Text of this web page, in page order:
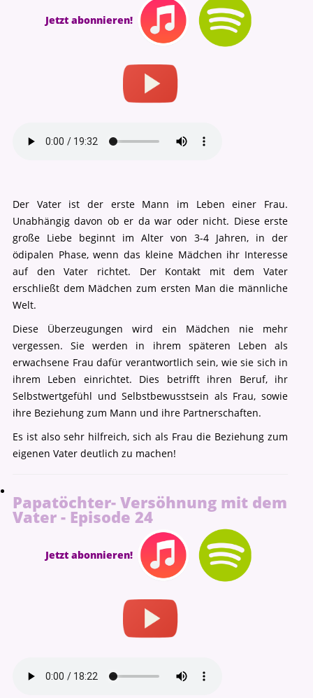
Jetzt abonnieren!
Der Vater ist der erste Mann im Leben einer Frau.
Unabhängig davon ob er da war oder nicht. Diese erste
große Liebe beginnt im Alter von 3-4 Jahren, in der
ödipalen Phase, wenn das kleine Mädchen ihr Interesse
auf den Vater richtet. Der Kontakt mit dem Vater
erschließt dem Mädchen zum ersten Man die männliche
Welt.
Diese Überzeugungen wird ein Mädchen nie mehr
vergessen. Sie werden in ihrem späteren Leben als
erwachsene Frau dafür verantwortlich sein, wie sie sich in
ihrem Leben einrichtet. Dies betrifft ihren Beruf, ihr
Selbstwertgefühl und Selbstbewusstsein als Frau, sowie
ihre Beziehung zum Mann und ihre Partnerschaften.
Es ist also sehr hilfreich, sich als Frau die Beziehung zum
eigenen Vater deutlich zu machen!
Papatöchter- Versöhnung mit dem
Vater - Episode 24
Jetzt abonnieren!